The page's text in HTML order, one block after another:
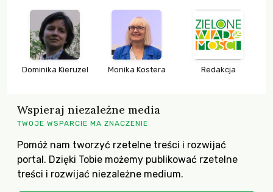
Dominika Kieruzel Monika Kostera Redakcja
Wspieraj niezależne media
TWOJE WSPARCIE MA ZNACZENIE
Pomóż nam tworzyć rzetelne treści i rozwijać
portal. Dzięki Tobie możemy publikować rzetelne
treści i rozwijać niezależne medium.